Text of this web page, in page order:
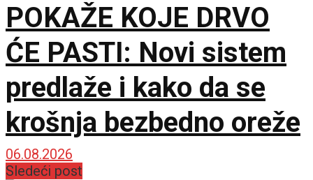
POKAŽE KOJE DRVO
ĆE PASTI: Novi sistem
predlaže i kako da se
krošnja bezbedno oreže
06.08.2026
Sledeći post